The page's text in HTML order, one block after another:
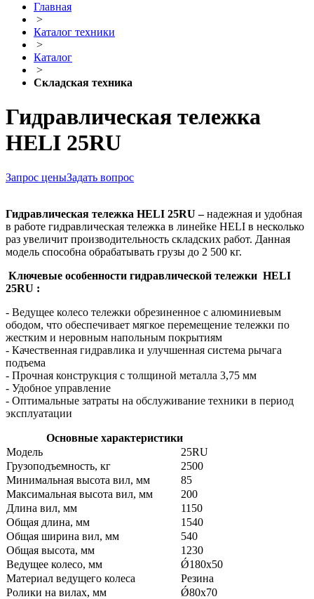
Главная
>
Каталог техники
>
Каталог
>
Складская техника
Гидравлическая тележка
HELI 25RU
Запрос ценыЗадать вопрос
Гидравлическая тележка HELI 25RU –надежная и удобная
в работе гидравлическая тележка в линейке HELI в несколько
раз увеличит производительность складских работ. Данная
модель способна обрабатывать грузы до 2 500 кг.
Ключевые особенности гидравлической тележки HELI
25RU :
- Ведущее колесо тележки обрезиненное с алюминиевым
ободом, что обеспечивает мягкое перемещение тележки по
жестким и неровным напольным покрытиям
- Качественная гидравлика и улучшенная система рычага
подъема
- Прочная конструкция с толщиной металла 3,75 мм
- Удобное управление
- Оптимальные затраты на обслуживание техники в период
эксплуатации
Основные характеристики
Модель
25RU
Грузоподъемность, кг
2500
Минимальная высота вил, мм
85
Максимальная высота вил, мм
200
Длина вил, мм
1150
Общая длина, мм
1540
Общая ширина вил, мм
540
Общая высота, мм
1230
Ведущее колесо, мм
Ǿ180х50
Материал ведущего колеса
Резина
Ролики на вилах, мм
Ǿ80х70